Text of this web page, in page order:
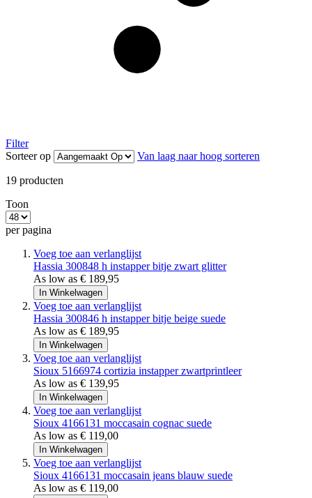
Filter
Sorteer op
Van laag naar hoog sorteren
19 producten
Toon
per pagina
Voeg toe aan verlanglijst
Hassia 300848 h instapper bitje zwart glitter
As low as € 189,95
In Winkelwagen
Voeg toe aan verlanglijst
Hassia 300846 h instapper bitje beige suede
As low as € 189,95
In Winkelwagen
Voeg toe aan verlanglijst
Sioux 5166974 cortizia instapper zwartprintleer
As low as € 139,95
In Winkelwagen
Voeg toe aan verlanglijst
Sioux 4166131 moccasain cognac suede
As low as € 119,00
In Winkelwagen
Voeg toe aan verlanglijst
Sioux 4166131 moccasain jeans blauw suede
As low as € 119,00